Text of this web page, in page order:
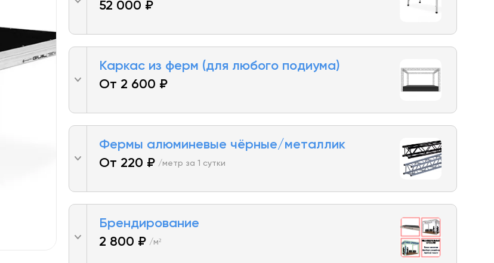
52 000 ₽
Каркас из ферм (для любого подиума)
От 2 600 ₽
Фермы алюминевые чёрные/металлик
От 220 ₽ /метр за 1 сутки
Брендирование
2 800 ₽ /м²